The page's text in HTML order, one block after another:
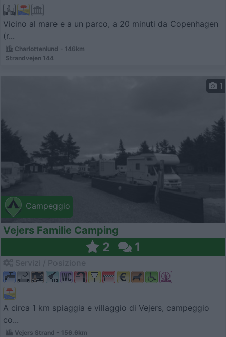
Vicino al mare e a un parco, a 20 minuti da Copenhagen
(r...
Charlottenlund - 146km
Strandvejen 144
Campeggio
1
Vejers Familie Camping
2 1
A circa 1 km spiaggia e villaggio di Vejers, campeggio
co...
Vejers Strand - 156.6km